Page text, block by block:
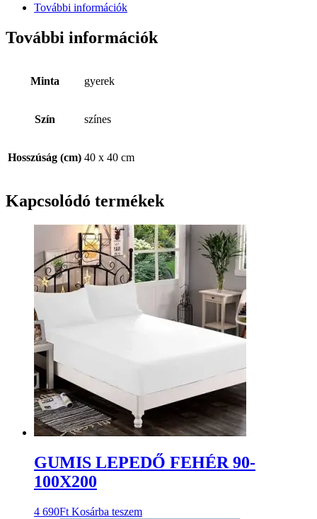
További információk
További információk
Minta gyerek
Szín színes
Hosszúság (cm) 40 x 40 cm
Kapcsolódó termékek
GUMIS LEPEDŐ FEHÉR 90-
100X200
4 690Ft Kosárba teszem